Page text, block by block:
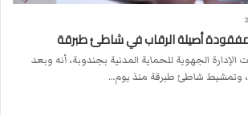
مفقودة أصيلة الرقاب في شاطئ طبرقة
الإدارة الجهوية للحماية المدنية بجندوبة، أنه وبعد
وتمشيط شاطئ طبرقة منذ يوم…